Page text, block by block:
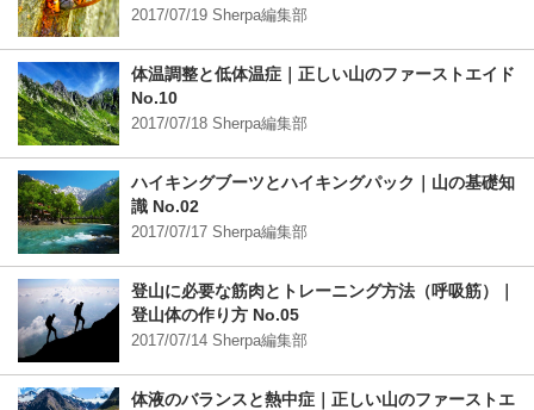
2017/07/19 Sherpa編集部
体温調整と低体温症｜正しい山のファーストエイド
No.10
2017/07/18 Sherpa編集部
ハイキングブーツとハイキングパック｜山の基礎知
識 No.02
2017/07/17 Sherpa編集部
登山に必要な筋肉とトレーニング方法（呼吸筋）｜
登山体の作り方 No.05
2017/07/14 Sherpa編集部
体液のバランスと熱中症｜正しい山のファーストエ